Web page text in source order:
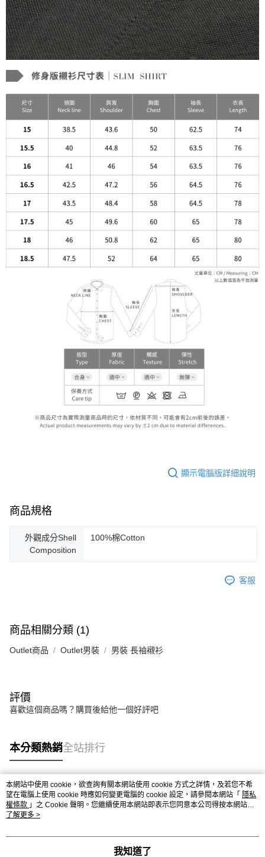
顯示電腦版詳細說明
商品規格
外觀成分Shell
Composition
100%棉Cotton
客服
商品相關分類 (1)
Outlet商品 Outlet男裝 男裝 長袖襯衫
評價
喜歡這個商品嗎？購買後給他一個好評吧
本分類熱銷全站排行
熱門標籤
本網站中使用 cookie，欲查詢有關本網站使用 cookie 方式之詳情，及若您不希
望在電腦上使用 cookie 時應如何變更電腦的 cookie 設定，請參閱本網站「 隱私
權條款 」之 Cookie 聲明。您繼續使用本網站即表示您同意本公司得按本網站使
用條款之 Cookie 聲明使用 cookie。
了解更多 >
我知道了